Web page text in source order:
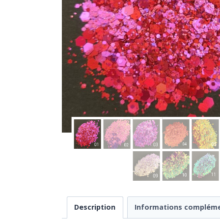
Description Informations